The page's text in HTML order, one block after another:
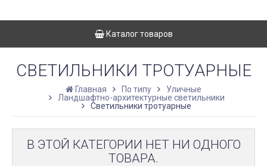
Каталог товаров
СВЕТИЛЬНИКИ ТРОТУАРНЫЕ
Главная По типу
Уличные
Ландшафтно-архитектурные светильники
Светильники тротуарные
В ЭТОЙ КАТЕГОРИИ НЕТ НИ ОДНОГО
ТОВАРА.